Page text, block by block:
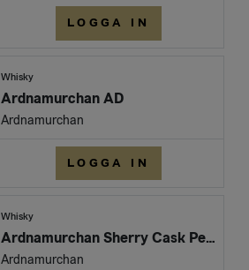
LOGGA IN
Whisky
Ardnamurchan AD
Ardnamurchan
LOGGA IN
Whisky
Ardnamurchan Sherry Cask Peated
Ardnamurchan